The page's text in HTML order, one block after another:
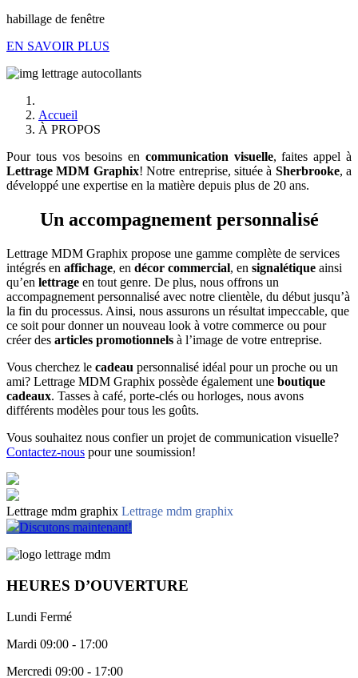
habillage de fenêtre
EN SAVOIR PLUS
Accueil
À PROPOS
Pour tous vos besoins en communication visuelle, faites appel à
Lettrage MDM Graphix! Notre entreprise, située à Sherbrooke, a
développé une expertise en la matière depuis plus de 20 ans.
Un accompagnement personnalisé
Lettrage MDM Graphix propose une gamme complète de services
intégrés en affichage, en décor commercial, en signalétique ainsi
qu’en lettrage en tout genre. De plus, nous offrons un
accompagnement personnalisé avec notre clientèle, du début jusqu’à
la fin du processus. Ainsi, nous assurons un résultat impeccable, que
ce soit pour donner un nouveau look à votre commerce ou pour
créer des articles promotionnels à l’image de votre entreprise.
Vous cherchez le cadeau personnalisé idéal pour un proche ou un
ami? Lettrage MDM Graphix possède également une boutique
cadeaux. Tasses à café, porte-clés ou horloges, nous avons
différents modèles pour tous les goûts.
Vous souhaitez nous confier un projet de communication visuelle?
Contactez-nous pour une soumission!
Lettrage mdm graphix Lettrage mdm graphix
Discutons maintenant!
HEURES D’OUVERTURE
Lundi Fermé
Mardi 09:00 - 17:00
Mercredi 09:00 - 17:00